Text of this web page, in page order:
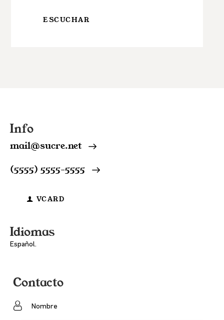
ESCUCHAR
Info
mail@sucre.net
(5555) 5555-5555
VCARD
Idiomas
Español.
Contacto